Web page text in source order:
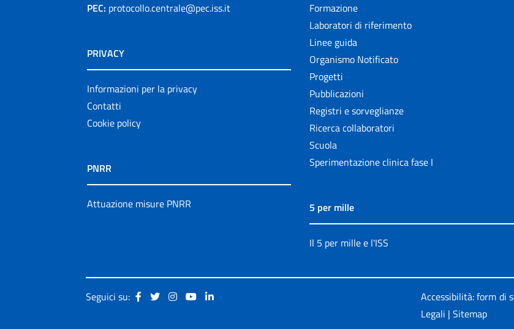
PEC: protocollo.centrale@pec.iss.it
PRIVACY
Informazioni per la privacy
Contatti
Cookie policy
PNRR
Attuazione misure PNRR
Formazione
Laboratori di riferimento
Linee guida
Organismo Notificato
Progetti
Pubblicazioni
Registri e sorveglianze
Ricerca collaboratori
Scuola
Sperimentazione clinica fase I
5 per mille
Il 5 per mille e l'ISS
Seguici su: Accessibilità: form di
Legali | Sitemap